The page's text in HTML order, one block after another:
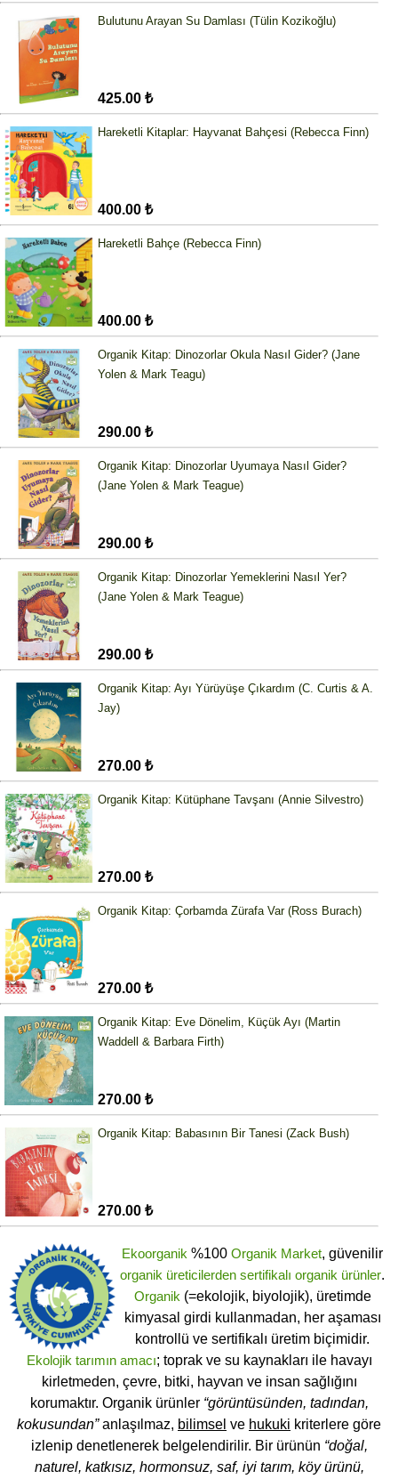
Bulutunu Arayan Su Damlası (Tülin Kozikoğlu)
425.00 ₺
Hareketli Kitaplar: Hayvanat Bahçesi (Rebecca Finn)
400.00 ₺
Hareketli Bahçe (Rebecca Finn)
400.00 ₺
Organik Kitap: Dinozorlar Okula Nasıl Gider? (Jane
Yolen & Mark Teagu)
290.00 ₺
Organik Kitap: Dinozorlar Uyumaya Nasıl Gider?
(Jane Yolen & Mark Teague)
290.00 ₺
Organik Kitap: Dinozorlar Yemeklerini Nasıl Yer?
(Jane Yolen & Mark Teague)
290.00 ₺
Organik Kitap: Ayı Yürüyüşe Çıkardım (C. Curtis & A.
Jay)
270.00 ₺
Organik Kitap: Kütüphane Tavşanı (Annie Silvestro)
270.00 ₺
Organik Kitap: Çorbamda Zürafa Var (Ross Burach)
270.00 ₺
Organik Kitap: Eve Dönelim, Küçük Ayı (Martin
Waddell & Barbara Firth)
270.00 ₺
Organik Kitap: Babasının Bir Tanesi (Zack Bush)
270.00 ₺
Ekoorganik %100 Organik Market, güvenilir
organik üreticilerden sertifikalı organik ürünler.
Organik (=ekolojik, biyolojik), üretimde
kimyasal girdi kullanmadan, her aşaması
kontrollü ve sertifikalı üretim biçimidir.
Ekolojik tarımın amacı; toprak ve su kaynakları ile havayı
kirletmeden, çevre, bitki, hayvan ve insan sağlığını
korumaktır. Organik ürünler “görüntüsünden, tadından,
kokusundan”anlaşılmaz, bilimsel ve hukuki kriterlere göre
izlenip denetlenerek belgelendirilir. Bir ürünün “doğal,
naturel, katkısız, hormonsuz, saf, iyi tarım, köy ürünü,